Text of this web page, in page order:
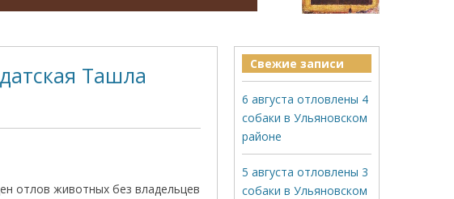
Ташла
отлов животных без владельцев
Свежие записи
6 августа отловлены 4
собаки в Ульяновском
районе
5 августа отловлены 3
собаки в Ульяновском